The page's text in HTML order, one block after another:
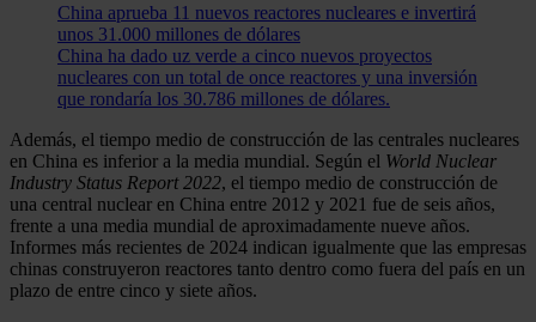
China aprueba 11 nuevos reactores nucleares e invertirá
unos 31.000 millones de dólares
China ha dado uz verde a cinco nuevos proyectos
nucleares con un total de once reactores y una inversión
que rondaría los 30.786 millones de dólares.
Además, el tiempo medio de construcción de las centrales nucleares
en China es inferior a la media mundial. Según el World Nuclear
Industry Status Report 2022, el tiempo medio de construcción de
una central nuclear en China entre 2012 y 2021 fue de seis años,
frente a una media mundial de aproximadamente nueve años.
Informes más recientes de 2024 indican igualmente que las empresas
chinas construyeron reactores tanto dentro como fuera del país en un
plazo de entre cinco y siete años.